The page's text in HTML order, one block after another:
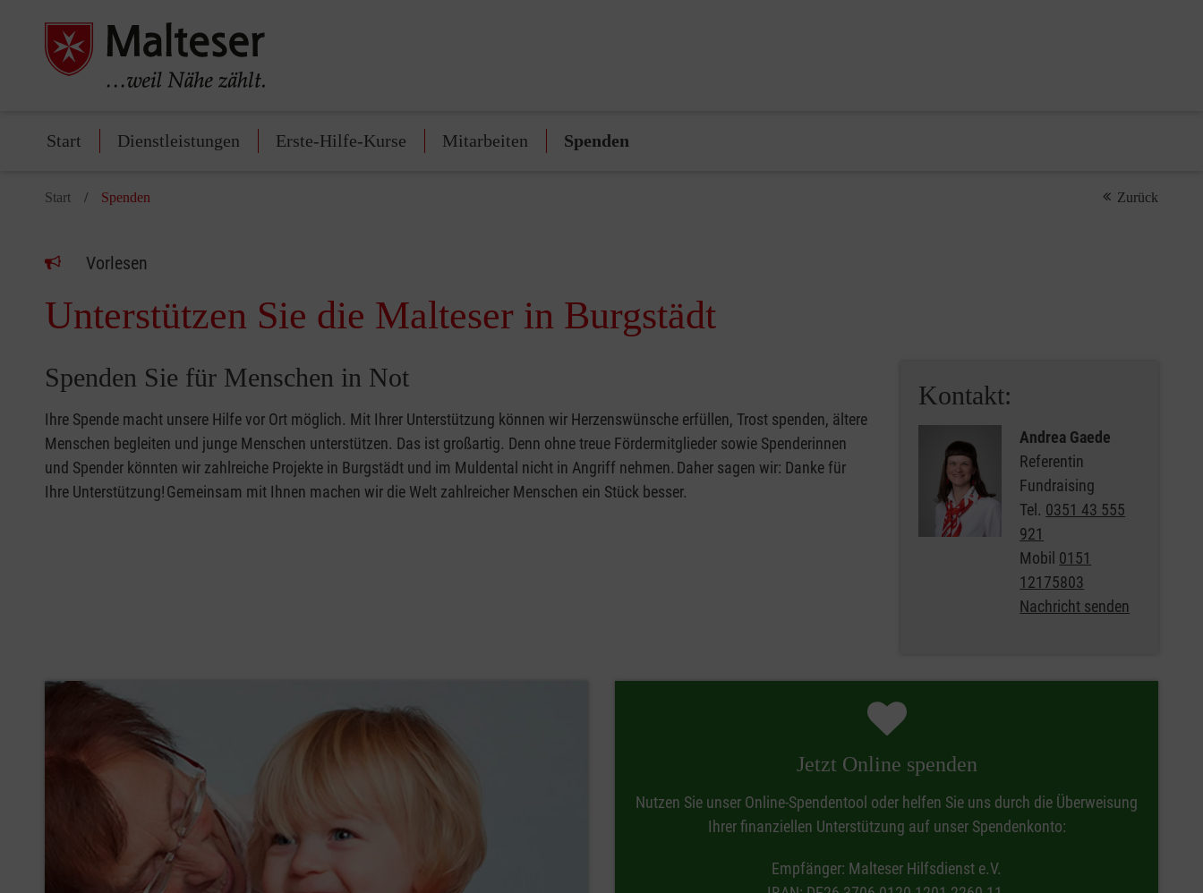
Start Dienstleistungen Erste-Hilfe-Kurse Mitarbeiten Spenden
Start Spenden Zurück
Vorlesen
Unterstützen Sie die Malteser in Burgstädt
Spenden Sie für Menschen in Not
Ihre Spende macht unsere Hilfe vor Ort möglich. Mit Ihrer Unterstützung können wir Herzenswünsche erfüllen, Trost spenden, ältere
Menschen begleiten und junge Menschen unterstützen. Das ist großartig. Denn ohne treue Fördermitglieder sowie Spenderinnen
und Spender könnten wir zahlreiche Projekte in Burgstädt und im Muldental nicht in Angriff nehmen. Daher sagen wir: Danke für
Ihre Unterstützung! Gemeinsam mit Ihnen machen wir die Welt zahlreicher Menschen ein Stück besser.
Kontakt:
Andrea Gaede
Referentin
Fundraising
Tel. 0351 43 555
921
Mobil 0151
12175803
Nachricht senden
Jetzt Online spenden
Nutzen Sie unser Online-Spendentool oder helfen Sie uns durch die Überweisung
Ihrer finanziellen Unterstützung auf unser Spendenkonto:
Empfänger: Malteser Hilfsdienst e.V.